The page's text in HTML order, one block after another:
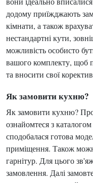
додому приїжджають
кімнати, а також
нестандартні кути,
можливість особисто
вашого комплекту, щоб
та вносити свої
Як замовити кухню?
Як замовити кухню?
ознайомтеся з
сподобалася готова
приміщення. Також
гарнітур. Для цього
замовлення. Далі